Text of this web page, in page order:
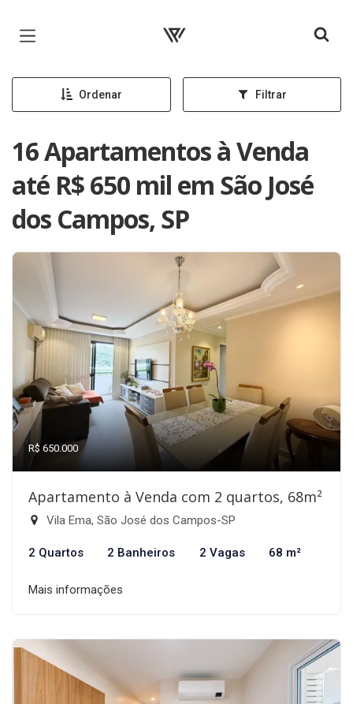
Página inicial
Ordenar Filtrar
16 Apartamentos à Venda
até R$ 650 mil em São José
dos Campos, SP
R$ 650.000
Apartamento à Venda com 2 quartos, 68m²
Vila Ema, São José dos Campos-SP
2 Quartos 2 Banheiros 2 Vagas 68 m²
Mais informações